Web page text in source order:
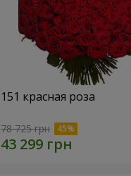
151 красная роза
78 725 грн